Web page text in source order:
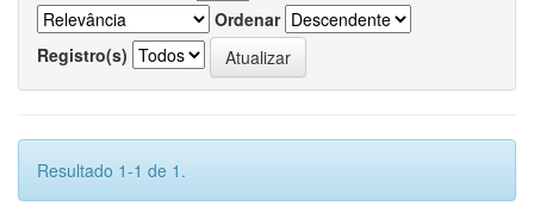
Ordenar
Registro(s)
Resultado 1-1 de 1.